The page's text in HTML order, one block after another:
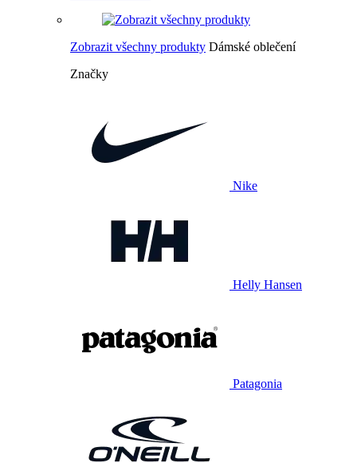
Zobrazit všechny produkty Dámské oblečení
Značky
Nike
Helly Hansen
Patagonia